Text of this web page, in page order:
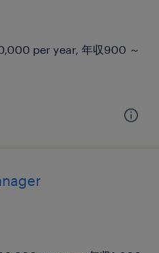
per year, 年収900 ～